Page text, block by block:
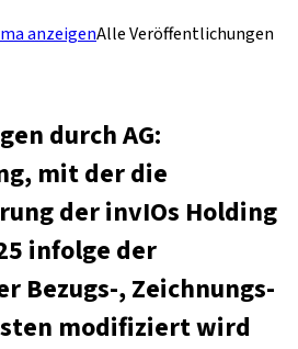
anzeigenAlle Veröffentlichungen
durch AG:
mit der die
der invIOs Holding
infolge der
Bezugs-, Zeichnungs-
modifiziert wird